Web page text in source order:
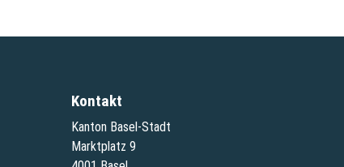
Kontakt
Kanton Basel-Stadt
Marktplatz 9